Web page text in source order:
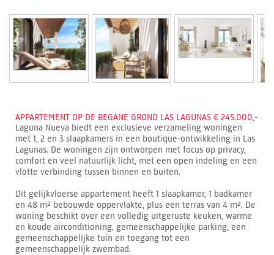
APPARTEMENT OP DE BEGANE GROND LAS LAGUNAS € 245.000,-
Laguna Nueva biedt een exclusieve verzameling woningen
met 1, 2 en 3 slaapkamers in een boutique-ontwikkeling in Las
Lagunas. De woningen zijn ontworpen met focus op privacy,
comfort en veel natuurlijk licht, met een open indeling en een
vlotte verbinding tussen binnen en buiten.
Dit gelijkvloerse appartement heeft 1 slaapkamer, 1 badkamer
en 48 m² bebouwde oppervlakte, plus een terras van 4 m². De
woning beschikt over een volledig uitgeruste keuken, warme
en koude airconditioning, gemeenschappelijke parking, een
gemeenschappelijke tuin en toegang tot een
gemeenschappelijk zwembad.